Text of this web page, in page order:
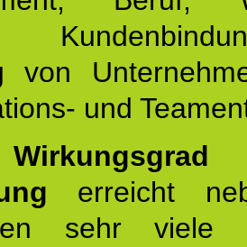
von
und
erreicht
sehr viele